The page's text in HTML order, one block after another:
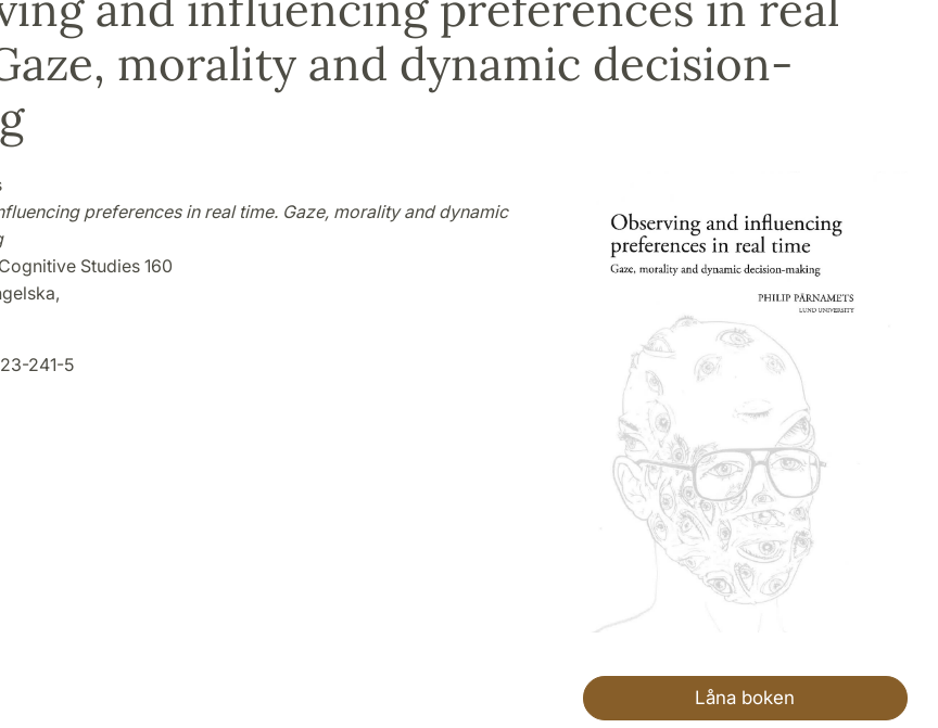
morality and dynamic decision-
preferences in real time. Gaze, morality and dynamic
Studies 160
241-5
Låna boken